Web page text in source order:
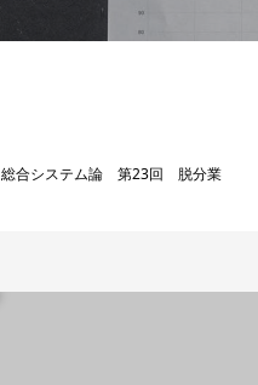
総合システム論 第23回 脱分業